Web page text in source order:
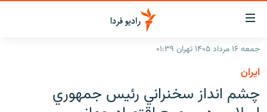
لینک‌های
قابلیت
دسترسی
بازگشت
منوی
ایران
جهان
جمعه ۱۶ مرداد ۱۴۰۵ تهران ۰۱:۳۹
ايران
چشم انداز سخنراني رئيس جمهوري